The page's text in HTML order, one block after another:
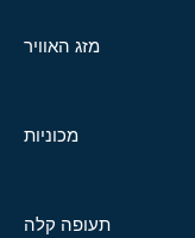
מזג האוויר
מכוניות
תעופה קלה